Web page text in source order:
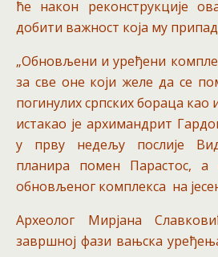
ће након реконструкције
добити важност која му
„Обновљени и уређени
за све оне који желе да се
погинулих српских бораца као
истакао је архимандрит
у прву недељу послије
планира помен Парастос, а
обновљеног комплекса на
Археолог Мирјана
завршној фази вањска